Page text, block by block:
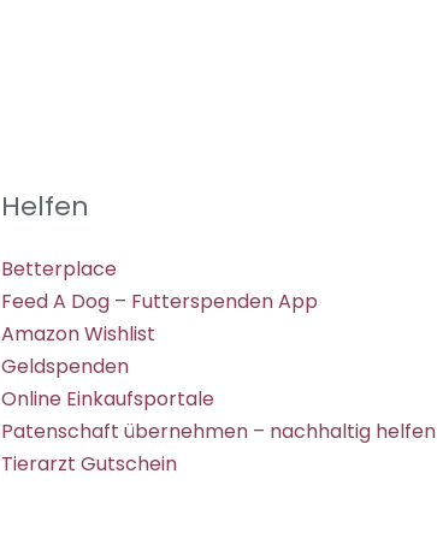
Helfen
Betterplace
Feed A Dog – Futterspenden App
Amazon Wishlist
Geldspenden
Online Einkaufsportale
Patenschaft übernehmen – nachhaltig helfen
Tierarzt Gutschein